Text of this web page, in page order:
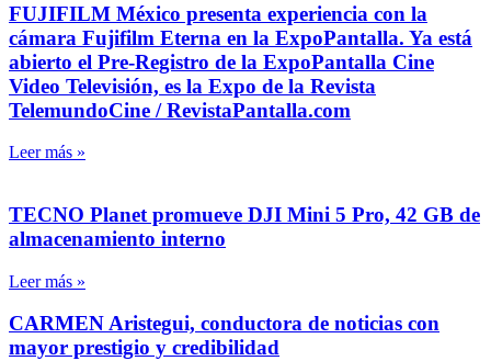
FUJIFILM México presenta experiencia con la
cámara Fujifilm Eterna en la ExpoPantalla. Ya está
abierto el Pre-Registro de la ExpoPantalla Cine
Video Televisión, es la Expo de la Revista
TelemundoCine / RevistaPantalla.com
Leer más »
TECNO Planet promueve DJI Mini 5 Pro, 42 GB de
almacenamiento interno
Leer más »
CARMEN Aristegui, conductora de noticias con
mayor prestigio y credibilidad